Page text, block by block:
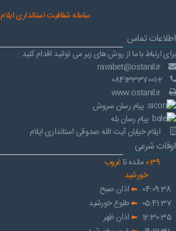
سامانه شفافیت استانداری ایلام
اطلاعات تماس
برای ارتباط با ما از روش های زیر می توانید اقدام کنید :
ravabet@ostanil.ir
www.ostanil.ir
پیام رسان سروش
پیام رسان بله
ایلام خیابان آیت الله صدوقی استانداری ایلام
اوقات شرعی
0:39 مانده تاغروب
خورشید
04:09:38
اذان صبح
05:41:37
طلوع خورشید
12:30:35
اذان ظهر